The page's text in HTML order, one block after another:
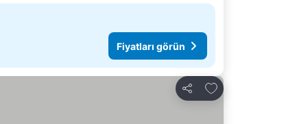
Fiyatları görün
Paylaş
Favorilerime ekle